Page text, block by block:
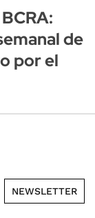
de
por el
NEWSLETTER